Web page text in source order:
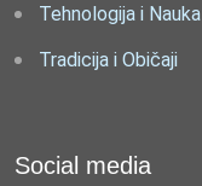
Tehnologija i Nauka
Tradicija i Običaji
Social media